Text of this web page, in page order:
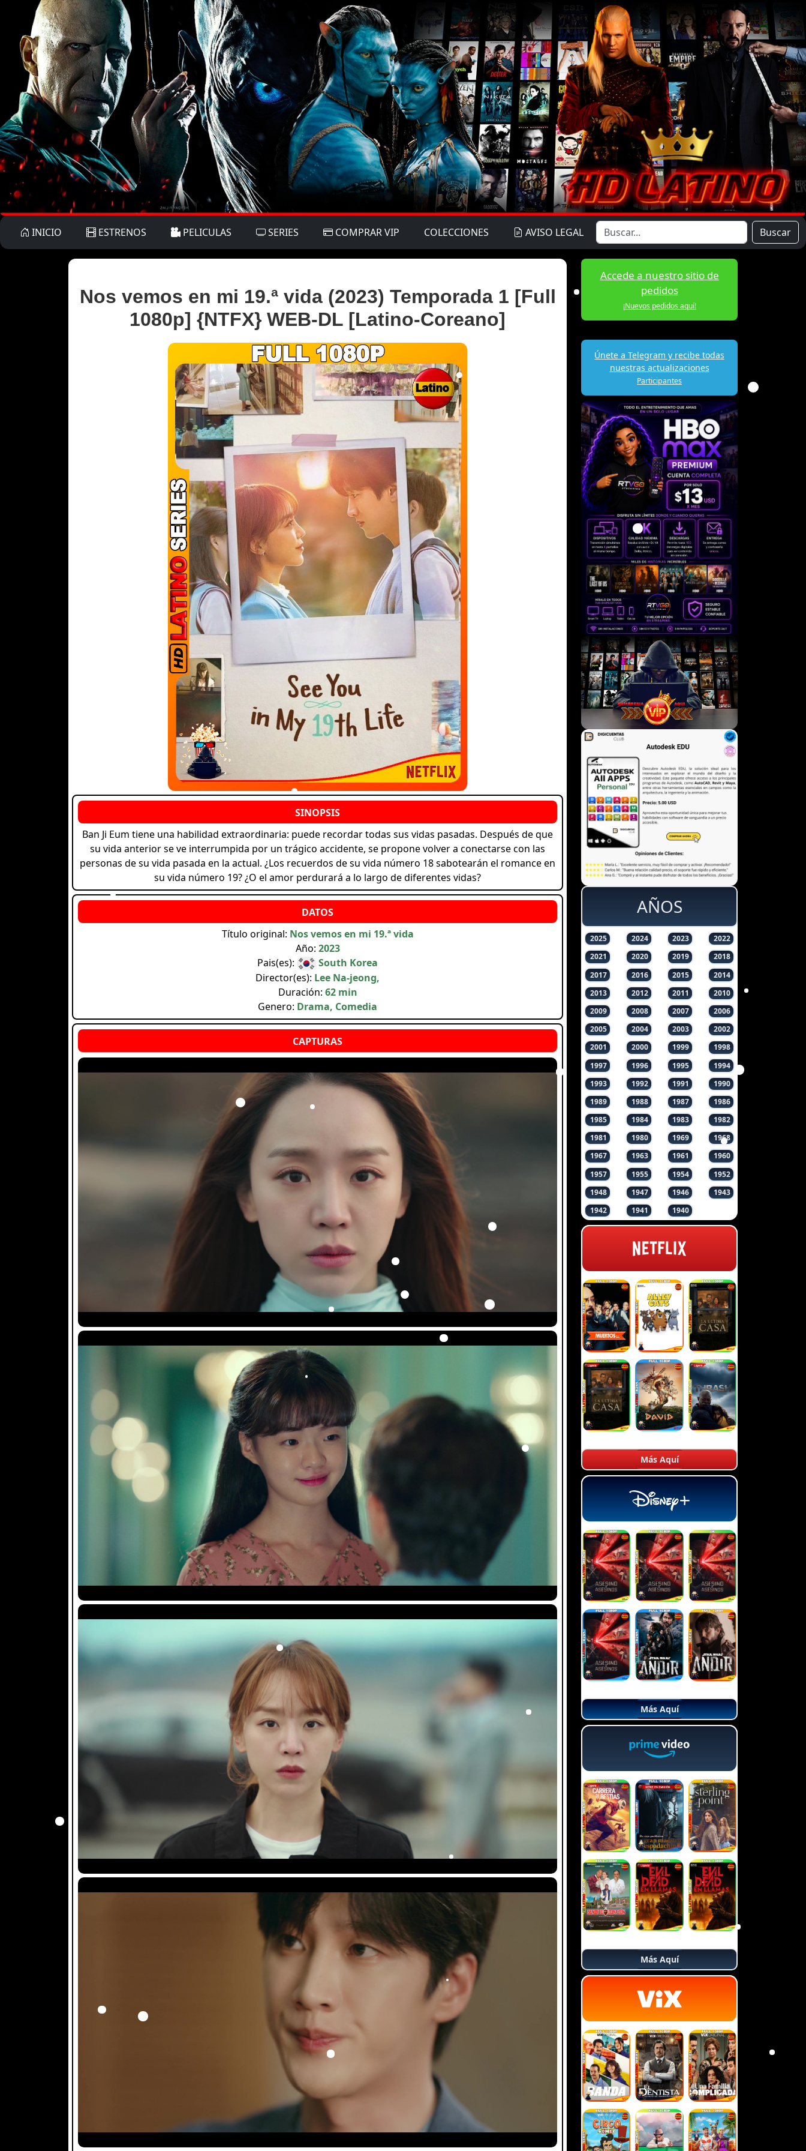
INICIO ESTRENOS PELICULAS SERIES COMPRAR VIP COLECCIONES AVISO LEGAL Buscar
Nos vemos en mi 19.ª vida (2023) Temporada 1 [Full
1080p] {NTFX} WEB-DL [Latino-Coreano]
Ban Ji Eum tiene una habilidad extraordinaria: puede recordar todas sus vidas pasadas. Después de que
su vida anterior se ve interrumpida por un trágico accidente, se propone volver a conectarse con las
personas de su vida pasada en la actual. ¿Los recuerdos de su vida número 18 sabotearán el romance en
su vida número 19? ¿O el amor perdurará a lo largo de diferentes vidas?
Título original: Nos vemos en mi 19.ª vida
Año: 2023
Pais(es):
South Korea
Director(es): Lee Na-jeong,
Duración: 62 min
Genero: Drama, Comedia
Accede a nuestro sitio de
pedidos
¡Nuevos pedidos aquí!
Únete a Telegram y recibe todas
nuestras actualizaciones
Participantes
AÑOS
2025 2024 2023
2022
2021
2020 2019
2018
2017
2016 2015
2014
2013
2012 2011
2010
2009
2008 2007
2006
2005
2004 2003
2002
2001
2000 1999
1998
1997
1996 1995
1994
1993
1992 1991
1990
1989
1988 1987
1986
1985
1984 1983
1982
1981
1980 1969
1968
1967
1963 1961
1960
1957
1955 1954
1952
1948
1947 1946
1943
1942
1941 1940
Más Aquí
Más Aquí
Más Aquí